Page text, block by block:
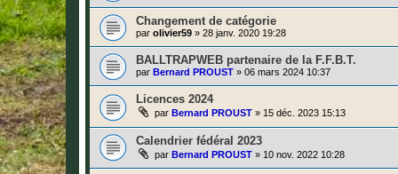
Changement de catégorie
par olivier59 » 28 janv. 2020 19:28
BALLTRAPWEB partenaire de la F.F.B.T.
par Bernard PROUST » 06 mars 2024 10:37
Licences 2024
par Bernard PROUST » 15 déc. 2023 15:13
Calendrier fédéral 2023
par Bernard PROUST » 10 nov. 2022 10:28